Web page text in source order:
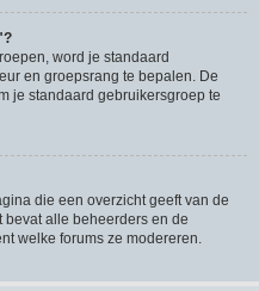
word je standaard
en groepsrang te bepalen. De
je standaard gebruikersgroep te
die een overzicht geeft van de
alle beheerders en de
welke forums ze modereren.